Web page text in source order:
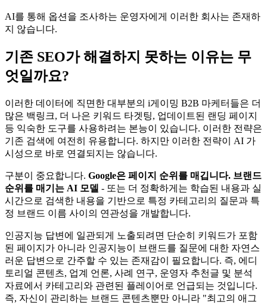
AI를 통해 옵션을 조사하는 운영자에게 이러한 회사는 존재하
지 않습니다.
기존 SEO가 해결하지 못하는 이유는 무
엇일까요?
이러한 데이터에 직면한 대부분의 i게이밍 B2B 마케터들은 더
많은 백링크, 더 나은 키워드 타겟팅, 업데이트된 랜딩 페이지
등 익숙한 도구를 사용하려는 본능이 있습니다. 이러한 전략은
기존 검색에 여전히 유용합니다. 하지만 이러한 전략이 AI 가
시성으로 바로 연결되지는 않습니다.
구분이 중요합니다. Google은 페이지 순위를 매깁니다. 브랜드
순위를 매기는 AI 모델 - 또는 더 정확하게는 학습된 내용과 실
시간으로 검색한 내용을 기반으로 특정 카테고리의 질문과 특
정 브랜드 이름 사이의 연관성을 개발합니다.
인공지능 답변에 일관되게 노출되려면 단순히 키워드가 포함
된 페이지가 아니라 인공지능이 브랜드를 질문에 대한 자연스
러운 답변으로 간주할 수 있는 존재감이 필요합니다. 즉, 에디
토리얼 콘텐츠, 업계 언론, 사례 연구, 운영자 추천글 및 분석
자료에서 카테고리와 관련된 플레이어로 언급되는 것입니다.
즉, 자신이 관리하는 브랜드 콘텐츠뿐만 아니라 "최고의 애그